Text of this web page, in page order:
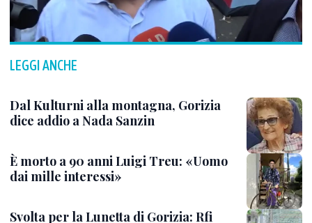
LEGGI ANCHE
Dal Kulturni alla montagna, Gorizia
dice addio a Nada Sanzin
È morto a 90 anni Luigi Treu: «Uomo
dai mille interessi»
Svolta per la Lunetta di Gorizia: Rfi